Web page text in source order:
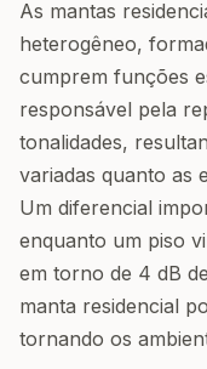
As mantas
heterogêneo,
cumprem funções
responsável pela
tonalidades,
variadas quanto as
Um diferencial
enquanto um piso
em torno de 4 dB
manta residencial
tornando os